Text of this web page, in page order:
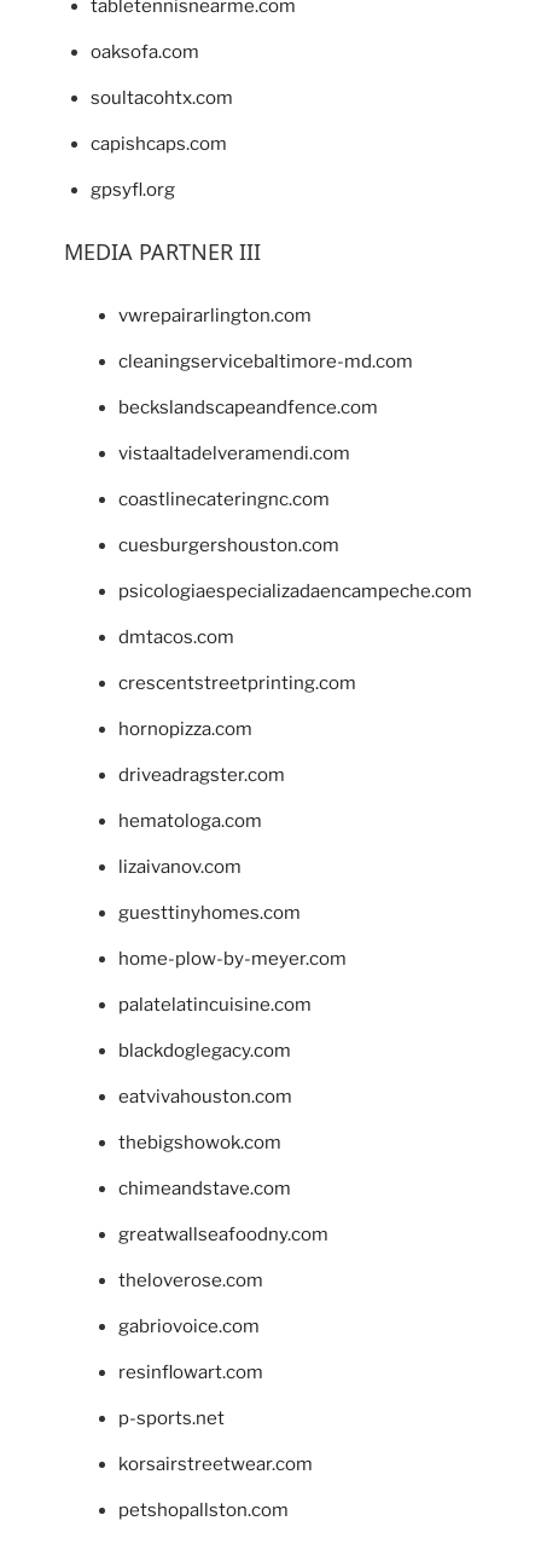
tabletennisnearme.com
oaksofa.com
soultacohtx.com
capishcaps.com
gpsyfl.org
MEDIA PARTNER III
vwrepairarlington.com
cleaningservicebaltimore-md.com
beckslandscapeandfence.com
vistaaltadelveramendi.com
coastlinecateringnc.com
cuesburgershouston.com
psicologiaespecializadaencampeche.com
dmtacos.com
crescentstreetprinting.com
hornopizza.com
driveadragster.com
hematologa.com
lizaivanov.com
guesttinyhomes.com
home-plow-by-meyer.com
palatelatincuisine.com
blackdoglegacy.com
eatvivahouston.com
thebigshowok.com
chimeandstave.com
greatwallseafoodny.com
theloverose.com
gabriovoice.com
resinflowart.com
p-sports.net
korsairstreetwear.com
petshopallston.com